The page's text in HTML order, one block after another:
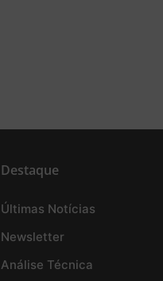
Destaque
Últimas Notícias
Newsletter
Análise Técnica